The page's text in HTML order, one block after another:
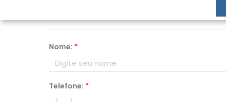
Nome: *
Telefone: *